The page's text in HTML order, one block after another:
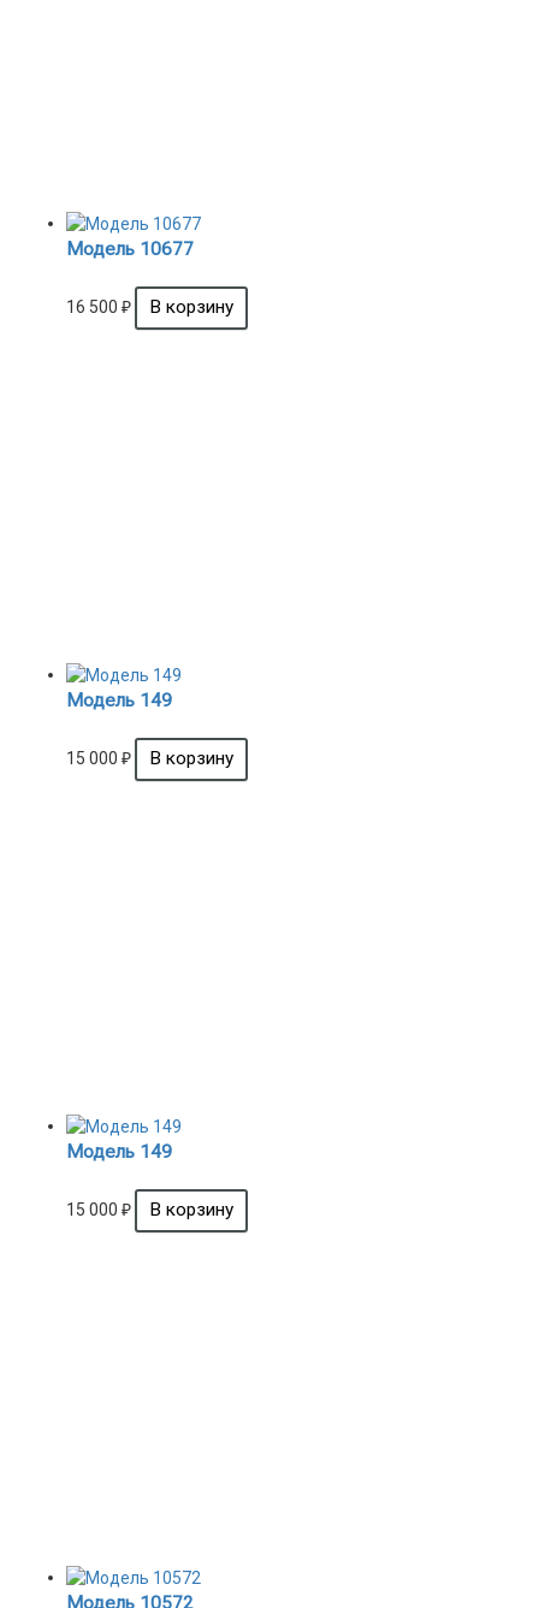
Модель 10677
16 500 ₽
Модель 149
15 000 ₽
Модель 149
15 000 ₽